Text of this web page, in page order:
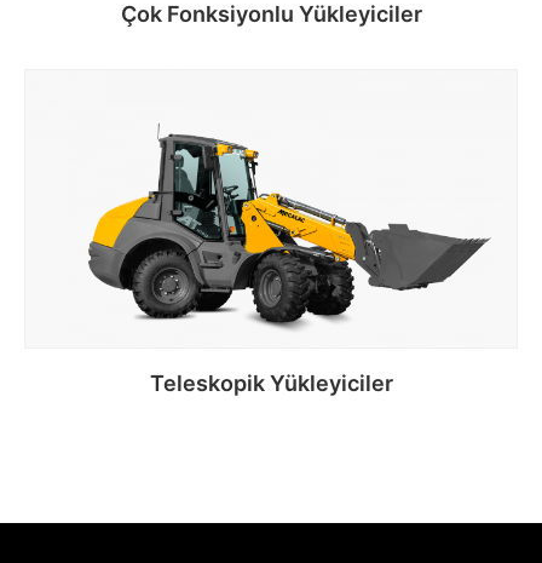
Çok Fonksiyonlu Yükleyiciler
Teleskopik Yükleyiciler